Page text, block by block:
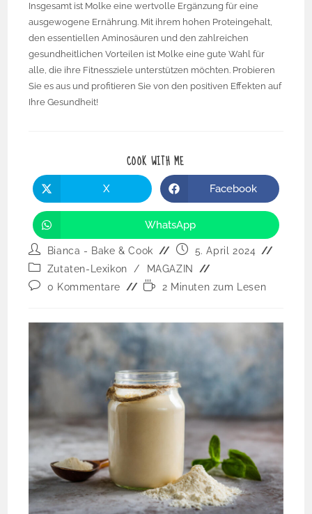
Insgesamt ist Molke eine wertvolle Ergänzung für eine
ausgewogene Ernährung. Mit ihrem hohen Proteingehalt,
den essentiellen Aminosäuren und den zahlreichen
gesundheitlichen Vorteilen ist Molke eine gute Wahl für
alle, die ihre Fitnessziele unterstützen möchten. Probieren
Sie es aus und profitieren Sie von den positiven Effekten auf
Ihre Gesundheit!
COOK WITH ME
X Facebook
WhatsApp
Bianca - Bake & Cook
5. April 2024
Zutaten-Lexikon
/
MAGAZIN
0 Kommentare
2 Minuten zum Lesen